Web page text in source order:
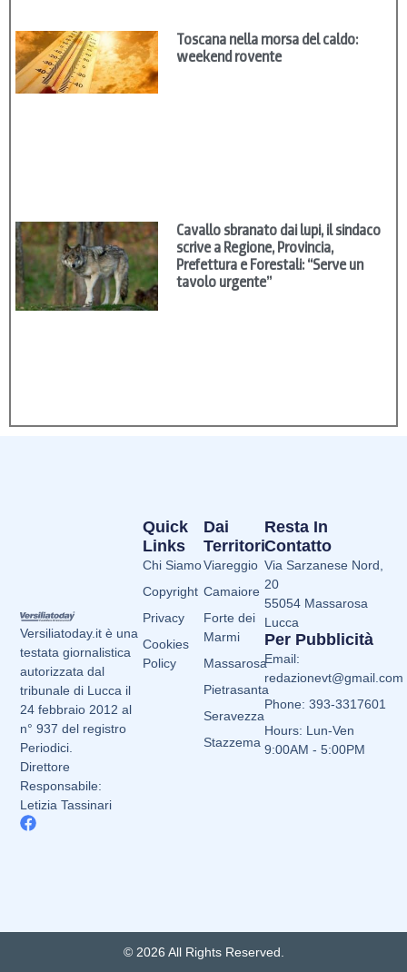
Toscana nella morsa del caldo:
weekend rovente
Cavallo sbranato dai lupi, il sindaco
scrive a Regione, Provincia,
Prefettura e Forestali: “Serve un
tavolo urgente”
Versiliatoday.it è una
testata giornalistica
autorizzata dal
tribunale di Lucca il
24 febbraio 2012 al
n° 937 del registro
Periodici.
Direttore
Responsabile:
Letizia Tassinari
Dai
Territori
Viareggio
Camaiore
Forte dei
Marmi
Massarosa
Pietrasanta
Seravezza
Stazzema
Quick
Links
Chi Siamo
Copyright
Privacy
Cookies
Policy
Resta In
Contatto
Via Sarzanese Nord,
20
55054 Massarosa
Lucca
Per Pubblicità
Email:
redazionevt@gmail.com
Phone: 393-3317601
Hours: Lun-Ven
9:00AM - 5:00PM
© 2026 All Rights Reserved.